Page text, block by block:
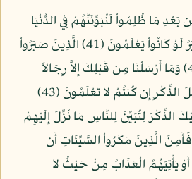
بَعْدِ مَا ظُلِمُواْ لَنُبَوِّئَنَّهُمْ فِي الدُّنْيَا
حَسَنَةً وَلَأَجْرُ الآخِرَةِ أَكْبَرُ لَوْ كَانُواْ يَعْلَمُونَ (41) الَّذِينَ صَبَرُواْ
وَعَلَى رَبِّهِمْ يَتَوَكَّلُونَ (42) وَمَا أَرْسَلْنَا مِن قَبْلِكَ إِلاَّ رِجَالاً
نُّوحِي إِلَيْهِمْ فَاسْأَلُواْ أَهْلَ الذِّكْرِ إِن كُنتُمْ لاَ تَعْلَمُونَ (43)
الذِّكْرَ لِتُبَيِّنَ لِلنَّاسِ مَا نُزِّلَ إِلَيْهِمْ
يَتَفَكَّرُونَ (44) أَفَأَمِنَ الَّذِينَ مَكَرُواْ السَّيِّئَاتِ أَن
يَأْتِيَهُمُ الْعَذَابُ مِنْ حَيْثُ لاَ